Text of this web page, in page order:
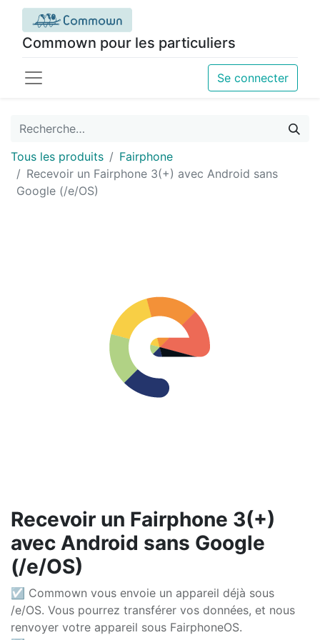
Commown pour les particuliers
Se connecter
Tous les produits
Fairphone
Recevoir un Fairphone 3(+) avec Android sans
Google (/e/OS)
Recevoir un Fairphone 3(+)
avec Android sans Google
(/e/OS)
☑ Commown vous envoie un appareil déjà sous
/e/OS. Vous pourrez transférer vos données, et nous
renvoyer votre appareil sous FairphoneOS.